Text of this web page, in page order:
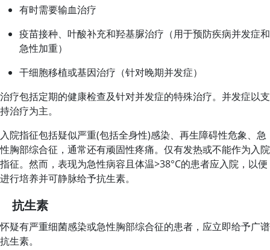
有时需要输血治疗
疫苗接种、叶酸补充和羟基脲治疗（用于预防疾病并发症和
急性加重）
干细胞移植或基因治疗（针对晚期并发症）
治疗包括定期的健康检查及针对并发症的特殊治疗。并发症以支
持治疗为主。
入院指征包括疑似严重(包括全身性)感染、再生障碍性危象、急
性胸部综合征，通常还有顽固性疼痛。仅有发热或不能作为入院
指征。然而，表现为急性病容且体温>38°C的患者应入院，以便
进行培养并可静脉给予抗生素。
抗生素
怀疑有严重细菌感染或急性胸部综合征的患者，应立即给予广谱
抗生素。